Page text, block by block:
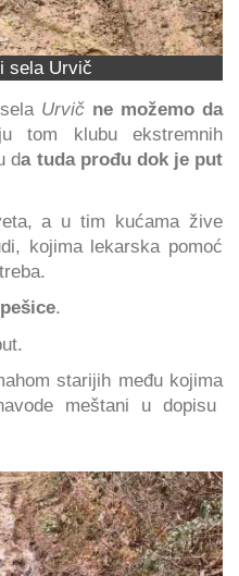
sela Urvič
Urvič ne možemo da
tom klubu ekstremnih
da tuda prođu dok je put
a u tim kućama žive
kojima lekarska pomoć
.
starijih među kojima
meštani u dopisu